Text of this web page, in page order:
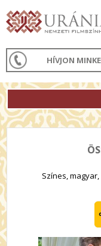
HÍVJON
Színes,